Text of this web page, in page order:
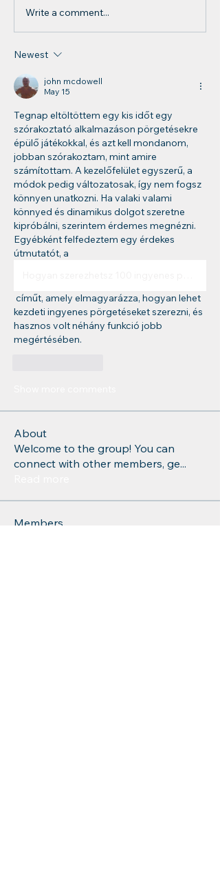
Write a comment...
Newest
john mcdowell
May 15
Tegnap eltöltöttem egy kis időt egy
szórakoztató alkalmazáson pörgetésekre
épülő játékokkal, és azt kell mondanom,
jobban szórakoztam, mint amire
számítottam. A kezelőfelület egyszerű, a
módok pedig változatosak, így nem fogsz
könnyen unatkozni. Ha valaki valami
könnyed és dinamikus dolgot szeretne
kipróbálni, szerintem érdemes megnézni.
Egyébként felfedeztem egy érdekes
útmutatót, a
címűt, amely elmagyarázza, hogyan lehet
kezdeti ingyenes pörgetéseket szerezni, és
hasznos volt néhány funkció jobb
megértésében.
About
Welcome to the group! You can
connect with other members, ge...
Members